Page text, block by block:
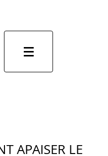
APAISER LE